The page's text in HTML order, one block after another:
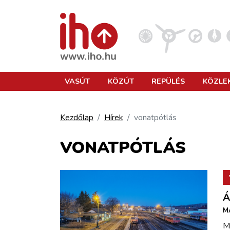
REPÜLÉS
KÖZLEKEDÉSFEJLESZTÉS
ELLÁTÁSI LÁNC
VASÚT KÖZÚT REPÜLÉS
Kezdőlap Hírek vonatpótlás
VONATPÓTLÁS